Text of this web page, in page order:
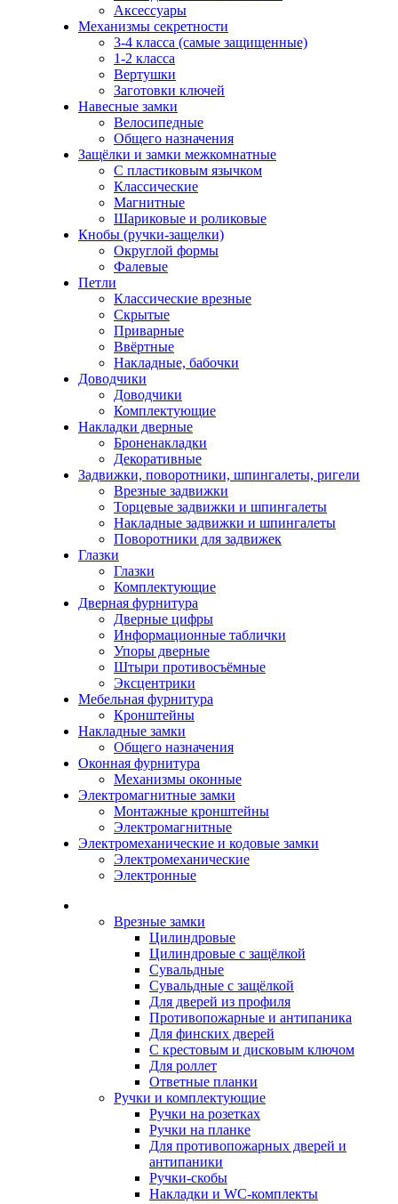
Аксессуары
Механизмы секретности
3-4 класса (самые защищенные)
1-2 класса
Вертушки
Заготовки ключей
Навесные замки
Велосипедные
Общего назначения
Защёлки и замки межкомнатные
С пластиковым язычком
Классические
Магнитные
Шариковые и роликовые
Кнобы (ручки-защелки)
Округлой формы
Фалевые
Петли
Классические врезные
Скрытые
Приварные
Ввёртные
Накладные, бабочки
Доводчики
Доводчики
Комплектующие
Накладки дверные
Броненакладки
Декоративные
Задвижки, поворотники, шпингалеты, ригели
Врезные задвижки
Торцевые задвижки и шпингалеты
Накладные задвижки и шпингалеты
Поворотники для задвижек
Глазки
Глазки
Комплектующие
Дверная фурнитура
Дверные цифры
Информационные таблички
Упоры дверные
Штыри противосъёмные
Эксцентрики
Мебельная фурнитура
Кронштейны
Накладные замки
Общего назначения
Оконная фурнитура
Механизмы оконные
Электромагнитные замки
Монтажные кронштейны
Электромагнитные
Электромеханические и кодовые замки
Электромеханические
Электронные
Врезные замки
Цилиндровые
Цилиндровые с защёлкой
Сувальдные
Сувальдные с защёлкой
Для дверей из профиля
Противопожарные и антипаника
Для финских дверей
С крестовым и дисковым ключом
Для роллет
Ответные планки
Ручки и комплектующие
Ручки на розетках
Ручки на планке
Для противопожарных дверей и
антипаники
Ручки-скобы
Накладки и WC-комплекты